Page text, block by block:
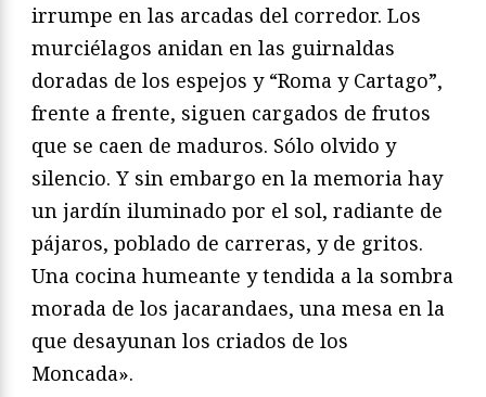
irrumpe en las arcadas del corredor. Los
murciélagos anidan en las guirnaldas
doradas de los espejos y “Roma y Cartago”,
frente a frente, siguen cargados de frutos
que se caen de maduros. Sólo olvido y
silencio. Y sin embargo en la memoria hay
un jardín iluminado por el sol, radiante de
pájaros, poblado de carreras, y de gritos.
Una cocina humeante y tendida a la sombra
morada de los jacarandaes, una mesa en la
que desayunan los criados de los
Moncada».